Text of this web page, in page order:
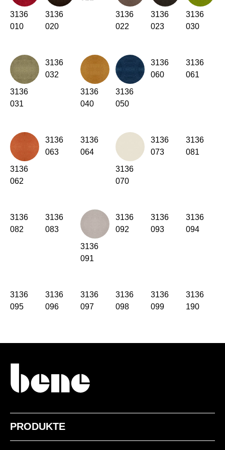
Kenia(KE)
Kroatien(HR)
Lettland (LV)
Liechtenstein (LI)
Litauen
Luxemburg (LU)
Marokko
Mauretanien (MR)
Neuseeland
Niederlande
Norwegen
Oman(OM)
(PH)
Qatar (QA)
Rest der Welt ()
Schweiz (CH)
Senegal(SN)
Singapur(SG)
3136
010
3136
020
3136
022
3136
023
3136
030
3136
031
3136
032
3136
040
3136
050
3136
060
3136
061
3136
062
3136
063
3136
064
3136
070
3136
073
3136
081
3136
082
3136
083
3136
091
3136
092
3136
093
3136
094
3136
095
3136
096
3136
097
3136
098
3136
099
3136
190
PRODUKTE